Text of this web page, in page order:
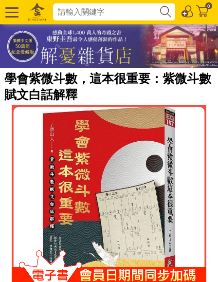
0
學會紫微斗數，這本很重要：紫微斗數
賦文白話解釋